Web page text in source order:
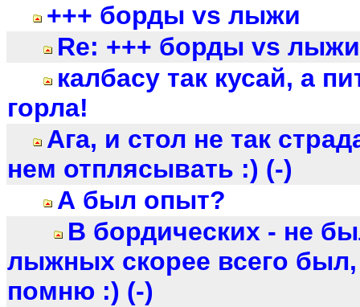
+++ борды vs лыжи
Re: +++ борды vs лыжи
калбасу так кусай, а
горла!
Ага, и стол не так
нем отплясывать :) (-)
А был опыт?
В бордических - не
лыжных скорее всего
помню :) (-)